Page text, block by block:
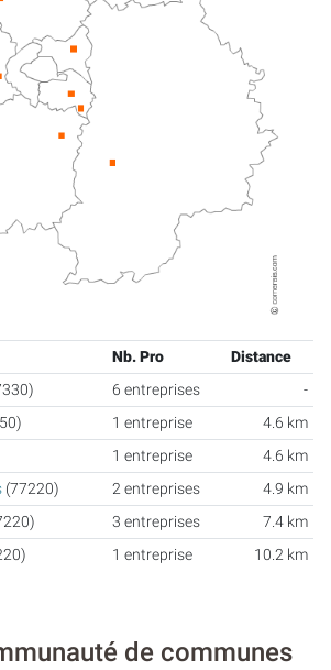
Nb. Pro
Distance
6 entreprises
-
1 entreprise
4.6 km
1 entreprise
4.6 km
(77220) 2 entreprises
4.9 km
3 entreprises
7.4 km
1 entreprise 10.2 km
de communes